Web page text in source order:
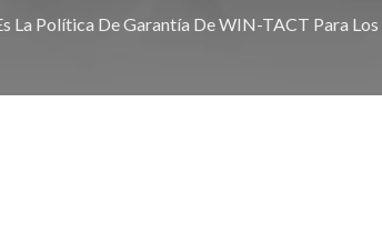
De
La Política De Garantía De WIN-TACT Para